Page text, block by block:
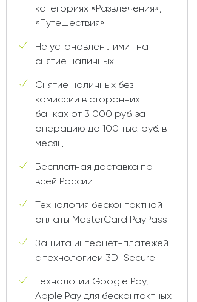
категориях «Развлечения»,
«Путешествия»
Не установлен лимит на
снятие наличных
Снятие наличных без
комиссии в сторонних
банках от 3 000 руб. за
операцию до 100 тыс. руб. в
месяц
Бесплатная доставка по
всей России
Технология бесконтактной
оплаты MasterCard PayPass
Защита интернет-платежей
с технологией 3D-Secure
Технологии Google Pay,
Apple Pay для бесконтактных